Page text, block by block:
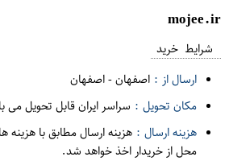
mojee.ir
شرایط خرید
ارسال از : اصفهان-اصفهان
مکان تحویل : سراسر ایران قابل تحویل می
هزینه ارسال : هزینه ارسال مطابق با
محل از خریدار اخذ خواهد شد.